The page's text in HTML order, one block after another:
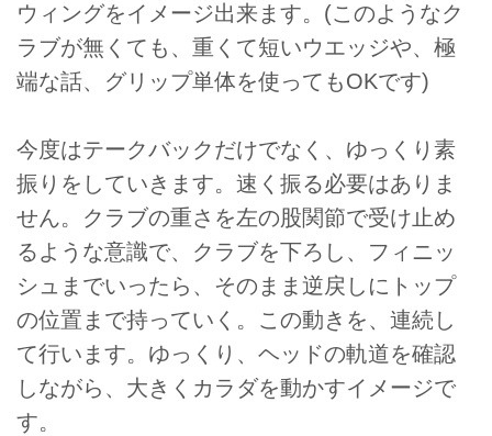
ウィングをイメージ出来ます。(このようなク
ラブが無くても、重くて短いウエッジや、極
端な話、グリップ単体を使ってもOKです)
今度はテークバックだけでなく、ゆっくり素
振りをしていきます。速く振る必要はありま
せん。クラブの重さを左の股関節で受け止め
るような意識で、クラブを下ろし、フィニッ
シュまでいったら、そのまま逆戻しにトップ
の位置まで持っていく。この動きを、連続し
て行います。ゆっくり、ヘッドの軌道を確認
しながら、大きくカラダを動かすイメージで
す。